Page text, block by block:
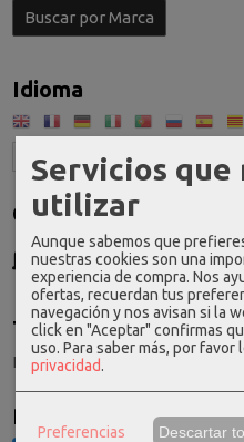
Idioma
Costes de Envío
GRATIS *
Consultar Destinos
Tu Carrito (0)
El carrito de la compra está
Redes Sociales
Servicios que
utilizar
Aunque sabemos que
nuestras cookies son una
experiencia de compra. Nos
ofertas, recuerdan tus
navegación y nos avisan si la
click en "Aceptar" confirmas
uso. Para saber más, por favor
privacidad.
Preferencias Descartar